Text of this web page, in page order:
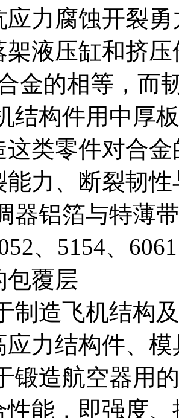
应力腐蚀开裂
液压缸和挤压
金的相等，而
结构件用中厚
这类零件对合
能力、断裂韧
器铝箔与特薄
、5154、
包覆层
制造飞机结构
应力结构件、模
锻造航空器用
性能，即强度